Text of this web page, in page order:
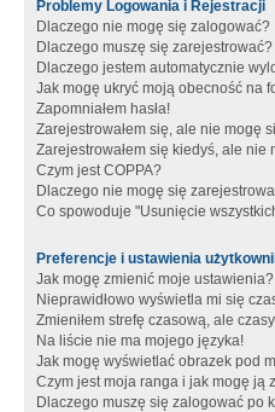
Problemy Logowania i Rejestracji
Dlaczego nie mogę się zalogować?
Dlaczego muszę się zarejestrować?
Dlaczego jestem automatycznie
Jak mogę ukryć moją obecność na
Zapomniałem hasła!
Zarejestrowałem się, ale nie mogę
Zarejestrowałem się kiedyś, ale nie
Czym jest COPPA?
Dlaczego nie mogę się
Co spowoduje "Usunięcie
Preferencje i ustawienia
Jak mogę zmienić moje ustawienia?
Nieprawidłowo wyświetla mi się
Zmieniłem strefę czasową, ale
Na liście nie ma mojego języka!
Jak mogę wyświetlać obrazek pod
Czym jest moja ranga i jak mogę ją
Dlaczego muszę się zalogować po